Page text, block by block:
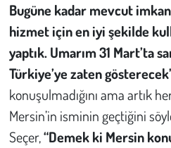
Bugüne kadar mevcut
hizmet için en iyi şekilde
yaptık. Umarım 31 Mart’ta
Türkiye’ye zaten
konuşulmadığını ama artık
Mersin’in isminin geçtiğini
Seçer,“Demek ki Mersin